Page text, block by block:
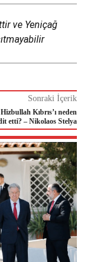
ve Yeniçağ
Sonraki İçerik
Kıbrıs’ı neden
etti? – Nikolaos Stelya